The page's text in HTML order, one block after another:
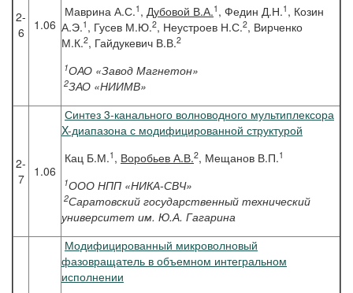
2-
6
1.06
Маврина А.С.1 , Дубовой В.А.1 , Федин Д.Н.1 , Козин
А.Э.1 , Гусев М.Ю.2, Неустроев Н.С.2, Вирченко
М.К.2, Гайдукевич В.В.2
1ОАО «Завод Магнетон»
2ЗАО «НИИМВ»
2-
7
1.06
Синтез 3-канального волноводного мультиплексора
X-диапазона с модифицированной структурой
Кац Б.М.1 , Воробьев А.В.2, Мещанов В.П.1
1ООО НПП «НИКА-СВЧ»
2Саратовский государственный технический
университет им. Ю.А. Гагарина
Модифицированный микроволновый
фазовращатель в объемном интегральном
исполнении